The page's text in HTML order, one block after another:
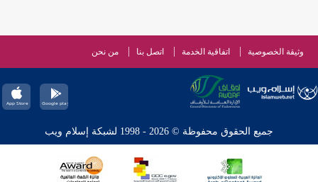
وثيقة الخصوصية اتفاقية الخدمة اتصل بنا من نحن
جميع الحقوق محفوظة © 2026 - 1998 لشبكة إسلام ويب